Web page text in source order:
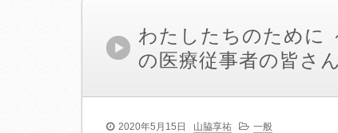
わたしたちのために
の医療従事者の皆さ
2020年5月15日 山脇享祐 一般